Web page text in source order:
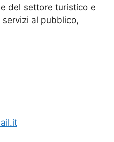
del settore turistico e
al pubblico,